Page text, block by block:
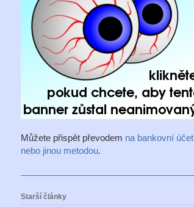
Můžete přispět převodem na bankovní účet
nebo jinou metodou.
Starší články